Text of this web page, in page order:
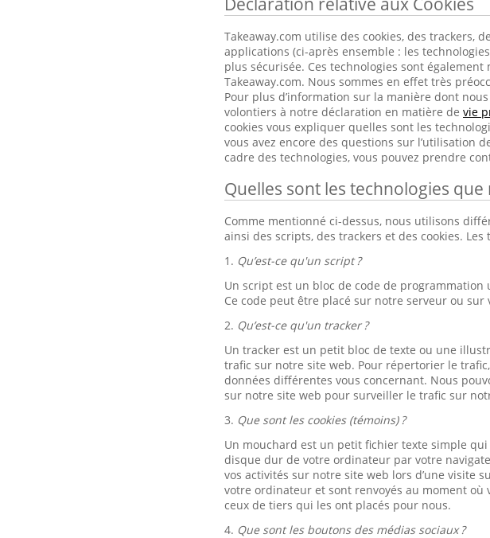
Takeaway.com utilise des cookies, des trackers,
applications (ci-après ensemble : les
plus sécurisée. Ces technologies sont
Takeaway.com. Nous sommes en effet très
Pour plus d’information sur la manière dont
volontiers à notre déclaration en matière de vie
cookies vous expliquer quelles sont les
vous avez encore des questions sur l’utilisation
cadre des technologies, vous pouvez prendre
Quelles sont les technologies que
Comme mentionné ci-dessus, nous utilisons
ainsi des scripts, des trackers et des cookies.
1. Qu’est-ce qu'un script ?
Un script est un bloc de code de
Ce code peut être placé sur notre serveur ou sur
2. Qu’est-ce qu'un tracker ?
Un tracker est un petit bloc de texte ou une
trafic sur notre site web. Pour répertorier le
données différentes vous concernant. Nous
sur notre site web pour surveiller le trafic sur
3. Que sont les cookies (témoins) ?
Un mouchard est un petit fichier texte simple
disque dur de votre ordinateur par votre
vos activités sur notre site web lors d’une visite
votre ordinateur et sont renvoyés au moment où
ceux de tiers qui les ont placés pour nous.
4. Que sont les boutons des médias sociaux ?